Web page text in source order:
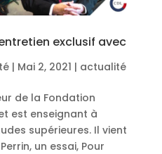
exclusif avec
| Mai 2, 2021 | actualité
de la Fondation
est enseignant à
supérieures. Il vient
un essai, Pour